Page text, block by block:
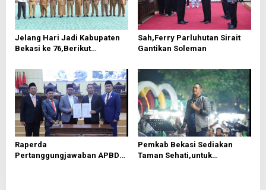
o
s
Jelang Hari Jadi Kabupaten
Bekasi ke 76,Berikut
Sah,Ferry Parluhutan Sirait
Gantikan Soleman
Raperda
Pertanggungjawaban APBD
Pemkab Bekasi Sediakan
Taman Sehati,untuk